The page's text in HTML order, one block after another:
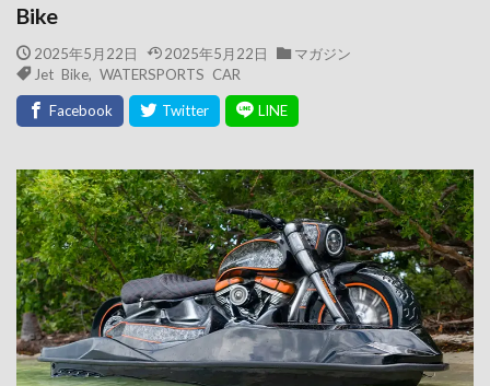
Bike
2025年5月22日 2025年5月22日
マガジン
Jet Bike, WATERSPORTS CAR